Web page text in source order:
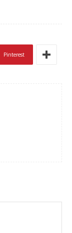
Pinterest